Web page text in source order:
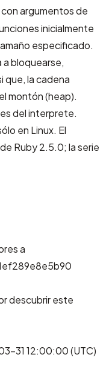
con argumentos de
inicialmente
especificado.
a bloquearse,
que, la cadena
montón (heap).
del interprete.
en Linux. El
Ruby 2.5.0; la serie
a
descubrir este
31 12:00:00 (UTC)